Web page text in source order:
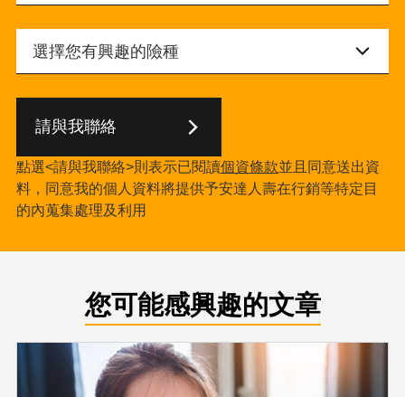
請與我聯絡
點選<請與我聯絡>則表示已閱讀個資條款並且同意送出資
料，同意我的個人資料將提供予安達人壽在行銷等特定目
的內蒐集處理及利用
您可能感興趣的文章